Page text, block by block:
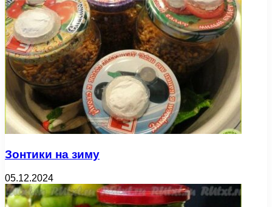
Зонтики на зиму
05.12.2024